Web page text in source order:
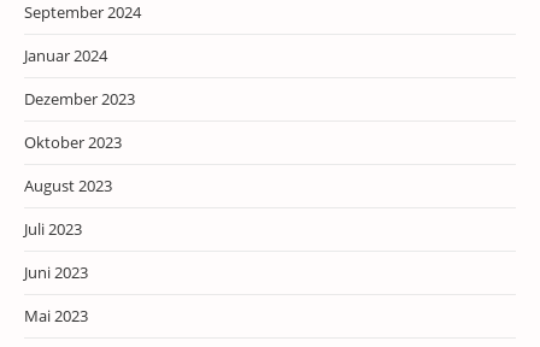
September 2024
Januar 2024
Dezember 2023
Oktober 2023
August 2023
Juli 2023
Juni 2023
Mai 2023